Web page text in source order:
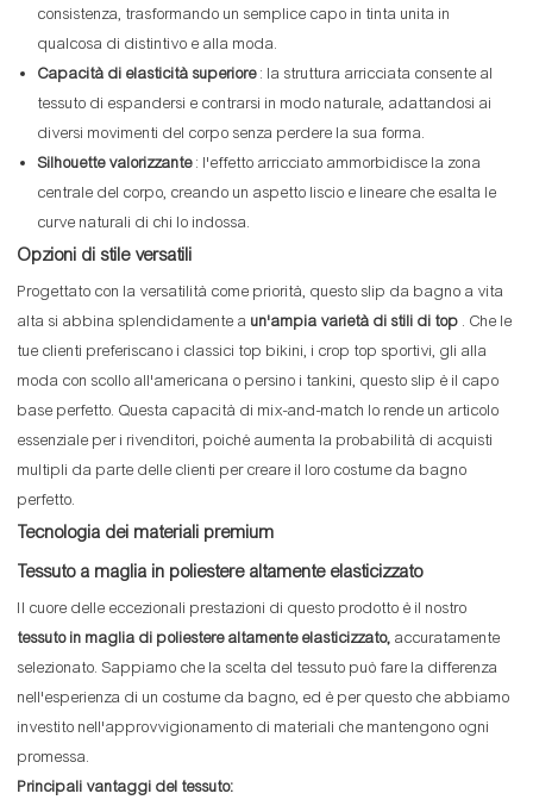
consistenza, trasformando un semplice capo in tinta unita in
qualcosa di distintivo e alla moda.
Capacità di elasticità superiore: la struttura arricciata consente al
tessuto di espandersi e contrarsi in modo naturale, adattandosi ai
diversi movimenti del corpo senza perdere la sua forma.
Silhouette valorizzante: l'effetto arricciato ammorbidisce la zona
centrale del corpo, creando un aspetto liscio e lineare che esalta le
curve naturali di chi lo indossa.
Opzioni di stile versatili
Progettato con la versatilità come priorità, questo slip da bagno a vita
alta si abbina splendidamente a un'ampia varietà di stili di top . Che le
tue clienti preferiscano i classici top bikini, i crop top sportivi, gli alla
moda con scollo all'americana o persino i tankini, questo slip è il capo
base perfetto. Questa capacità di mix-and-match lo rende un articolo
essenziale per i rivenditori, poiché aumenta la probabilità di acquisti
multipli da parte delle clienti per creare il loro costume da bagno
perfetto.
Tecnologia dei materiali premium
Tessuto a maglia in poliestere altamente elasticizzato
Il cuore delle eccezionali prestazioni di questo prodotto è il nostro
tessuto in maglia di poliestere altamente elasticizzato, accuratamente
selezionato. Sappiamo che la scelta del tessuto può fare la differenza
nell'esperienza di un costume da bagno, ed è per questo che abbiamo
investito nell'approvvigionamento di materiali che mantengono ogni
promessa.
Principali vantaggi del tessuto: